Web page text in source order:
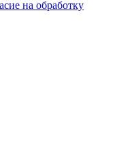
на обработку